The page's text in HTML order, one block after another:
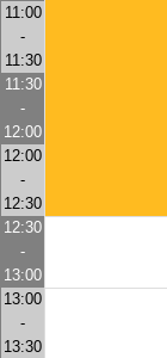
11:00
-
11:30
11:30
-
12:00
12:00
-
12:30
12:30
-
13:00
13:00
-
13:30